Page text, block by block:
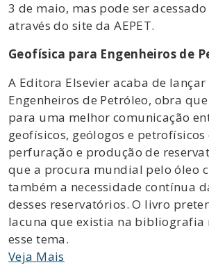
3 de maio, mas pode ser
através do site da AEPET.
Geofísica para Engenheiros de
A Editora Elsevier acaba de
Engenheiros de Petróleo, obra
para uma melhor comunicação
geofísicos, geólogos e petrofísicos
perfuração e produção de
que a procura mundial pelo óleo
também a necessidade contínua
desses reservatórios. O livro
lacuna que existia na bibliografia
esse tema.
Veja Mais